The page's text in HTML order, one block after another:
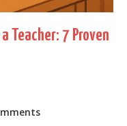
Teacher: 7 Proven